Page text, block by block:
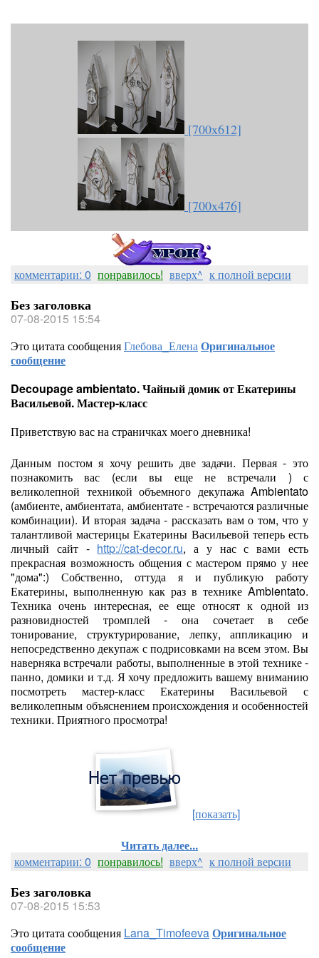
[700x612]
[700x476]
комментарии: 0 понравилось! вверх^ к полной версии
Без заголовка
07-08-2015 15:54
Это цитата сообщенияГлебова_ЕленаОригинальное
сообщение
Decoupage ambientato. Чайный домик от Екатерины
Васильевой. Мастер-класс
Приветствую вас на страничках моего дневника!
Данным постом я хочу решить две задачи. Первая - это
познакомить вас (если вы еще не встречали ) с
великолепной техникой объемного декупажа Ambientato
(амбиенте, амбиентата, амбиентате - встречаются различные
комбинации). И вторая задача - рассказать вам о том, что у
талантливой мастерицы Екатерины Васильевой теперь есть
личный сайт - http://cat-decor.ru, а у нас с вами есть
прекрасная возможность общения с мастером прямо у нее
"дома":) Собственно, оттуда я и публикую работу
Екатерины, выполненную как раз в технике Ambientato.
Техника очень интересная, ее еще относят к одной из
разновидностей тромплей - она сочетает в себе
тонирование, структурирование, лепку, аппликацию и
непосредственно декупаж с подрисовками на всем этом. Вы
наверняка встречали работы, выполненные в этой технике -
панно, домики и т.д. Я хочу предложить вашему вниманию
посмотреть мастер-класс Екатерины Васильевой с
великолепным объяснением происхождения и особенностей
техники. Приятного просмотра!
[показать]
Читать далее...
комментарии: 0 понравилось! вверх^ к полной версии
Без заголовка
07-08-2015 15:53
Это цитата сообщения Lana_TimofeevaОригинальное
сообщение